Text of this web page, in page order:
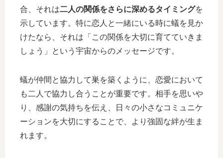
合、それは二人の関係をさらに深めるタイミングを
示しています。特に恋人と一緒にいる時に蟻を見か
けたなら、それは「この関係を大切に育てていきま
しょう」という宇宙からのメッセージです。
蟻が仲間と協力して巣を築くように、恋愛において
も二人で協力し合うことが重要です。相手を思いや
り、感謝の気持ちを伝え、日々の小さなコミュニケ
ーションを大切にすることで、より強固な絆が生ま
れます。